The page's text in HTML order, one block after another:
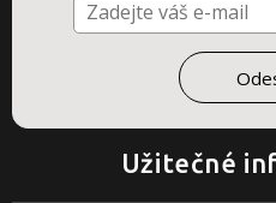
Užitečné